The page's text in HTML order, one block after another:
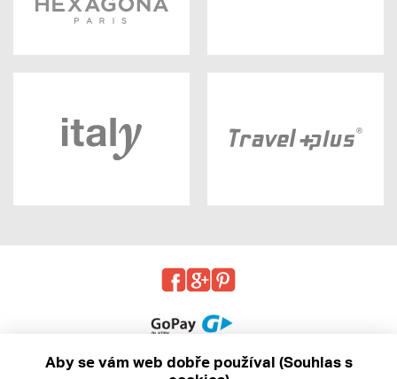
Aby se vám web dobře používal (Souhlas s